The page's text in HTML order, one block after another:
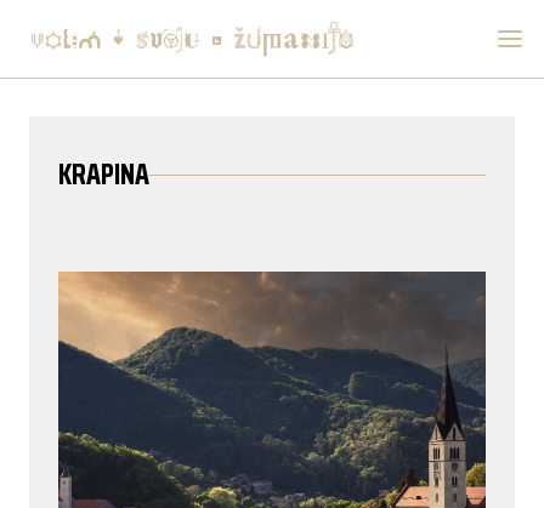
KRAPINA